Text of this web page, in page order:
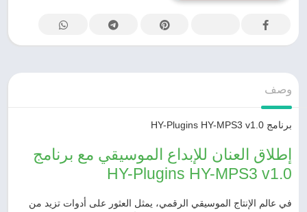
وصف
برنامج HY-Plugins HY-MPS3 v1.0
إطلاق العنان للإبداع الموسيقي مع برنامج
HY-Plugins HY-MPS3 v1.0
في عالم الإنتاج الموسيقي الرقمي، يمثل العثور على أدوات تزيد من